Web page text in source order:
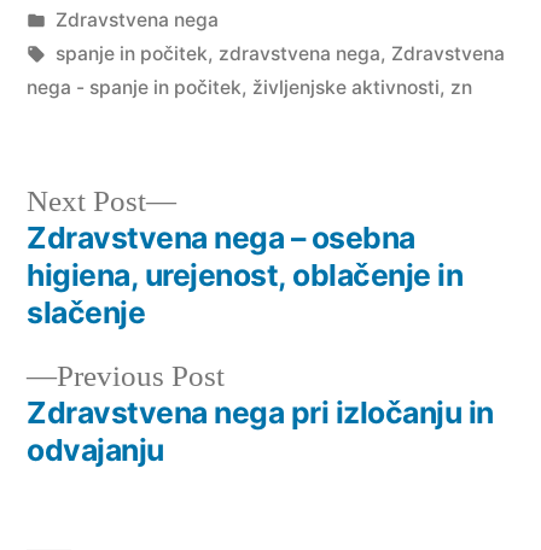
by
Posted
in
Zdravstvena nega
Tags:
spanje in počitek, zdravstvena nega, Zdravstvena
nega - spanje in počitek, življenjske aktivnosti, zn
Post
navigation
Previous PostPrevious
post:
Zdravstvena nega pri izločanju in
odvajanju
Next Post
Next
post:
Zdravstvena nega – osebna
higiena, urejenost, oblačenje in
slačenje